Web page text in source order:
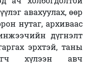
авахуулах, өөр
нутаг, архиваас
дүгнэлт
эрхтэй, таны
хүлээн авч